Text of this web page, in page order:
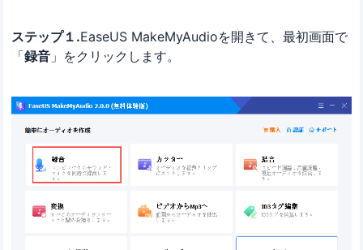
ステップ１.EaseUS MakeMyAudioを開きて、最初画面で
「録音 」をクリックします。